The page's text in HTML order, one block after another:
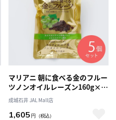
マリアニ 朝に食べる金のフルー
ツノンオイルレーズン160g×5
個
成城石井 JAL Mall店
1,605 円 （税込）